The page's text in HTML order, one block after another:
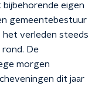
bijbehorende eigen
gemeentebestuur
het verleden steeds
De
morgen
dit jaar